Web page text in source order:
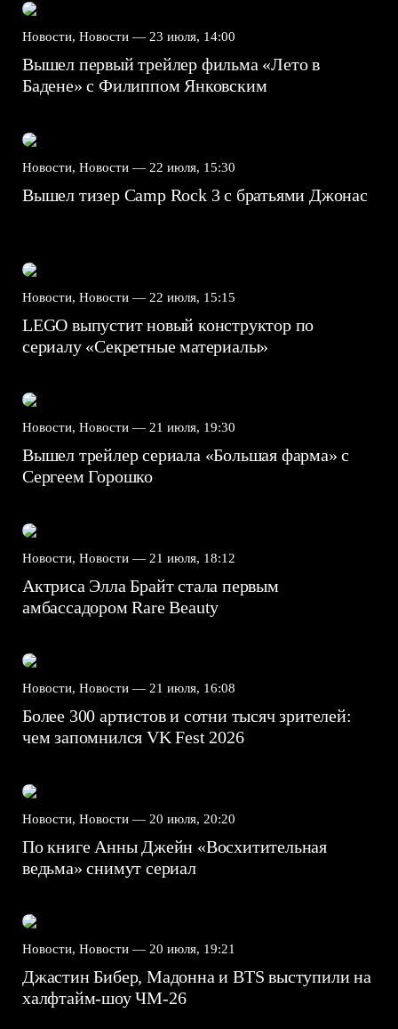
Новости, Новости — 23 июля, 14:00
Вышел первый трейлер фильма «Лето в
Бадене» с Филиппом Янковским
Новости, Новости — 22 июля, 15:30
Вышел тизер Camp Rock 3 с братьями Джонас
Новости, Новости — 22 июля, 15:15
LEGO выпустит новый конструктор по
сериалу «Секретные материалы»
Новости, Новости — 21 июля, 19:30
Вышел трейлер сериала «Большая фарма» с
Сергеем Горошко
Новости, Новости — 21 июля, 18:12
Актриса Элла Брайт стала первым
амбассадором Rare Beauty
Новости, Новости — 21 июля, 16:08
Более 300 артистов и сотни тысяч зрителей:
чем запомнился VK Fest 2026
Новости, Новости — 20 июля, 20:20
По книге Анны Джейн «Восхитительная
ведьма» снимут сериал
Новости, Новости — 20 июля, 19:21
Джастин Бибер, Мадонна и BTS выступили на
халфтайм-шоу ЧМ-26